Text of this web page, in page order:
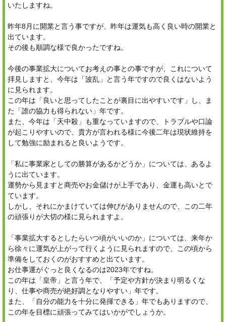
いたしますね。
昨年8月に開業と言う事ですが、昨年は運気も高く良い時の開業と
出ています。
その後も順調な様で良かったですね。
今後の事業拡大についてお考えの事との事ですが、これについて
拝見しますと、今年は「波乱」と言う年ですので良くはないよう
に見られます。
この年は「良いと思ってしたことが裏目に出やすいです」し、ま
た「誰の協力も得られない」年です。
また、今年は「天中殺」も重なっていますので、トラブルや口論
が起こりやすいので、貴方が言われる様に今後二年は現状維持を
して勉強に励まれると良いようです。
「私に事業家としての勝算があるかどうか」については、あるよ
うに出ています。
運勢から見ますと商売やお金儲けが上手であり、金運も高いとで
ています。
しかし、それにかまけていては伸びがありませんので、この二年
の頑張りが大切の様に見られますよ。
「事業拡大するとしたらいつ頃がいいのか」については、来年か
ら徐々に運気が上がって行くように見られますので、この頃から
準備をしておくのがおすすめと出ています。
お仕事運がぐっと良くなるのは2023年ですね。
この年は「皇帝」と言う年で、「予定や方針が決まり明るくな
り、仕事や商売が絶好調となりやすい」年です。
また、「自分の能力を十分に発揮できる」年でもありますので、
この年を目標に頑張ってみてはいかがでしょうか。